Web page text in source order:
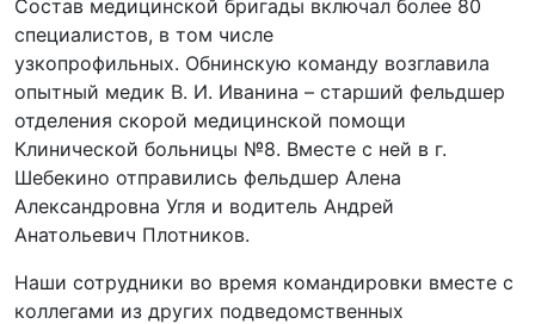
Состав медицинской бригады включал более 80
специалистов, в том числе
узкопрофильных. Обнинскую команду возглавила
опытный медик В. И. Иванина – старший фельдшер
отделения скорой медицинской помощи
Клинической больницы №8. Вместе с ней в г.
Шебекино отправились фельдшер Алена
Александровна Угля и водитель Андрей
Анатольевич Плотников.
Наши сотрудники во время командировки вместе с
коллегами из других подведомственных